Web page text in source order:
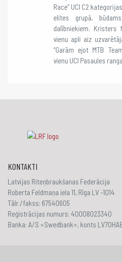
Race” UCI C2
elites grupā,
dalībniekiem. Kristers
vienu apli aiz
“Garām ejot MTB
vienu UCI Pasaules
KONTAKTI
Latvijas Riteņbraukšanas Federācija
Roberta Feldmaņa iela 11, Rīga LV -1014
Tālr./fakss: 67540605
Reģistrācijas numurs: 40008023340
Banka: A/S «Swedbank», konts